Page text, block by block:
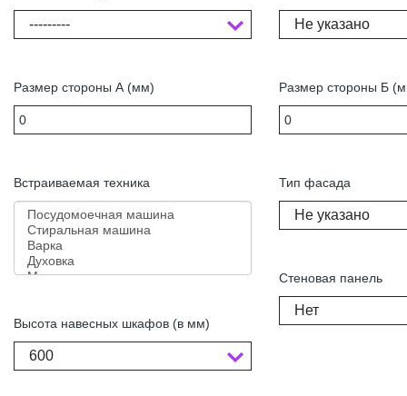
---------
Размер стороны А (мм)
Встраиваемая техника
Высота навесных шкафов (в мм)
600
Не указано
Размер стороны Б
Тип фасада
Не указано
Стеновая панель
Нет